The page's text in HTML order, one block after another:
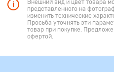
Внешний вид и цвет товара
представленного на
изменить технические
Просьба уточнять эти
товар при покупке.
офертой.